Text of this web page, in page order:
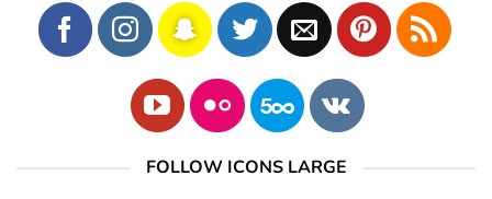
FOLLOW ICONS LARGE